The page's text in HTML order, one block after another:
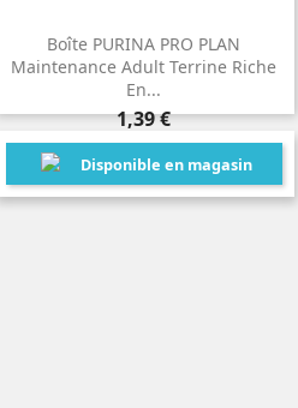
Boîte PURINA PRO PLAN
Maintenance Adult Terrine Riche
En...
Prix
1,39 €
Disponible en magasin